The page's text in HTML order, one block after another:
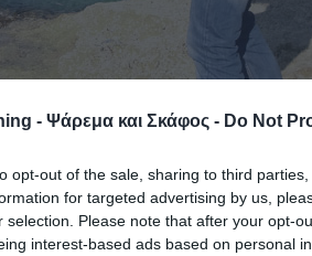
- Ψάρεμα και Σκάφος - Do Not
opt-out of the sale, sharing to third
for targeted advertising by us,
selection. Please note that after your opt-
interest-based ads based on personal
αντοχής ακριβώς τα ίδια
Άρα, έχουµε νήµα οκτάκλωνο
ring και περνιέται σε
σταθερά µέχρι να σπάσει ο